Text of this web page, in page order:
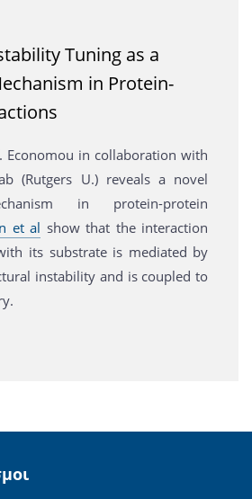
Tuning as a
in Protein-
Economou in collaboration with
(Rutgers U.) reveals a novel
in protein-protein
et al show that the interaction
its substrate is mediated by
instability and is coupled to